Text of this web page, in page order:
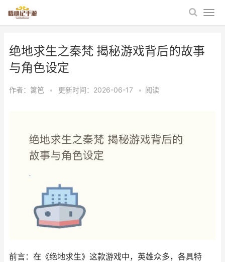
绝地求生之秦梵 揭秘游戏背后的故事
与角色设定
作者： 篱笆 • 更新时间：2026-06-17 • 阅读
前言：在《绝地求生》这款游戏中，英雄众多，各具特